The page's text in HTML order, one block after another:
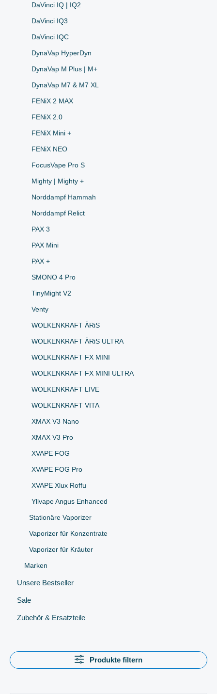
DaVinci IQ | IQ2
DaVinci IQ3
DaVinci IQC
DynaVap HyperDyn
DynaVap M Plus | M+
DynaVap M7 & M7 XL
FENiX 2 MAX
FENiX 2.0
FENiX Mini +
FENiX NEO
FocusVape Pro S
Mighty | Mighty +
Norddampf Hammah
Norddampf Relict
PAX 3
PAX Mini
PAX +
SMONO 4 Pro
TinyMight V2
Venty
WOLKENKRAFT ÄRiS
WOLKENKRAFT ÄRiS ULTRA
WOLKENKRAFT FX MINI
WOLKENKRAFT FX MINI ULTRA
WOLKENKRAFT LIVE
WOLKENKRAFT VITA
XMAX V3 Nano
XMAX V3 Pro
XVAPE FOG
XVAPE FOG Pro
XVAPE Xlux Roffu
Yllvape Angus Enhanced
Stationäre Vaporizer
Vaporizer für Konzentrate
Vaporizer für Kräuter
Marken
Unsere Bestseller
Sale
Zubehör & Ersatzteile
Produkte filtern